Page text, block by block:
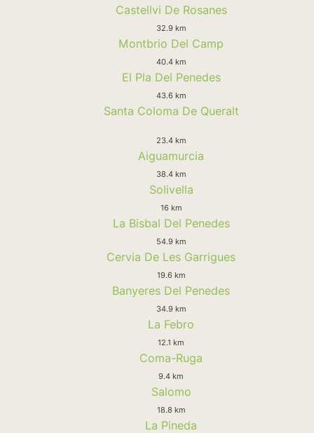
Castellvi De Rosanes
32.9 km
Montbrio Del Camp
40.4 km
El Pla Del Penedes
43.6 km
Santa Coloma De Queralt
23.4 km
Aiguamurcia
38.4 km
Solivella
16 km
La Bisbal Del Penedes
54.9 km
Cervia De Les Garrigues
19.6 km
Banyeres Del Penedes
34.9 km
La Febro
12.1 km
Coma-Ruga
9.4 km
Salomo
18.8 km
La Pineda